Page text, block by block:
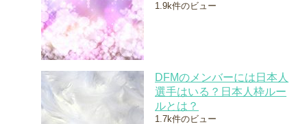
1.9k件のビュー
DFMのメンバーには日本人
選手はいる？日本人枠ルー
ルとは？
1.7k件のビュー